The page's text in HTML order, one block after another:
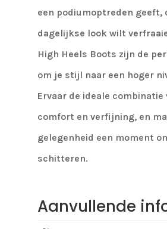
een podiumoptreden geeft,
dagelijkse look wilt
High Heels Boots zijn de
om je stijl naar een hoger
Ervaar de ideale
comfort en verfijning, en
gelegenheid een moment
schitteren.
Aanvullende